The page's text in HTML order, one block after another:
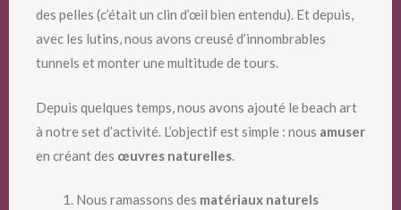
des pelles (c’était un clin d’œil bien entendu). Et depuis,
avec les lutins, nous avons creusé d’innombrables
tunnels et monter une multitude de tours.
Depuis quelques temps, nous avons ajouté le beach art
à notre set d’activité. L’objectif est simple : nous amuser
en créant des œuvres naturelles
Nous ramassons des matériaux naturels